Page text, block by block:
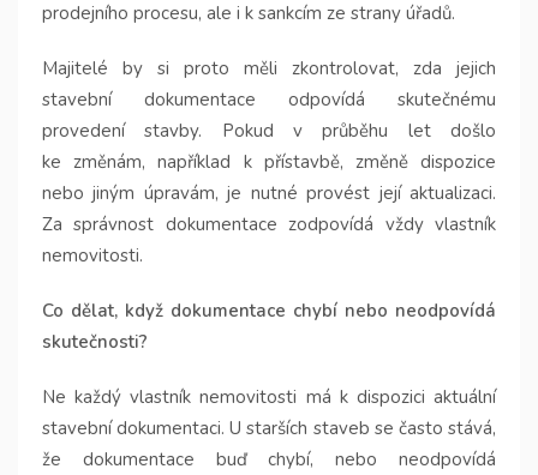
prodejního procesu, ale i k sankcím ze strany úřadů.
Majitelé by si proto měli zkontrolovat, zda jejich
stavební dokumentace odpovídá skutečnému
provedení stavby. Pokud v průběhu let došlo
ke změnám, například k přístavbě, změně dispozice
nebo jiným úpravám, je nutné provést její aktualizaci.
Za správnost dokumentace zodpovídá vždy vlastník
nemovitosti.
Co dělat, když dokumentace chybí nebo neodpovídá
skutečnosti?
Ne každý vlastník nemovitosti má k dispozici aktuální
stavební dokumentaci. U starších staveb se často stává,
že dokumentace buď chybí, nebo neodpovídá